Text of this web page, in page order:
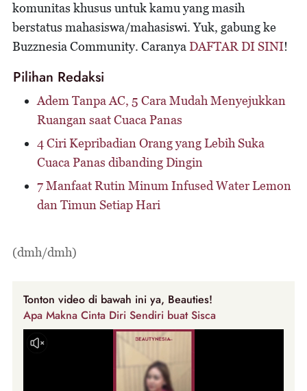
komunitas khusus untuk kamu yang masih
berstatus mahasiswa/mahasiswi. Yuk, gabung ke
Buzznesia Community. Caranya DAFTAR DI SINI!
Pilihan Redaksi
Adem Tanpa AC, 5 Cara Mudah Menyejukkan
Ruangan saat Cuaca Panas
4 Ciri Kepribadian Orang yang Lebih Suka
Cuaca Panas dibanding Dingin
7 Manfaat Rutin Minum Infused Water Lemon
dan Timun Setiap Hari
(dmh/dmh)
Tonton video di bawah ini ya, Beauties!
Apa Makna Cinta Diri Sendiri buat Sisca